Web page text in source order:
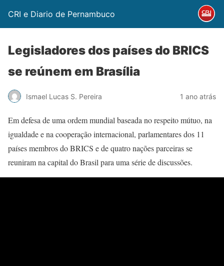
CRI e Diario de Pernambuco
Legisladores dos países do BRICS
se reúnem em Brasília
Ismael Lucas S. Pereira 1 ano atrás
Em defesa de uma ordem mundial baseada no respeito mútuo, na
igualdade e na cooperação internacional, parlamentares dos 11
países membros do BRICS e de quatro nações parceiras se
reuniram na capital do Brasil para uma série de discussões.